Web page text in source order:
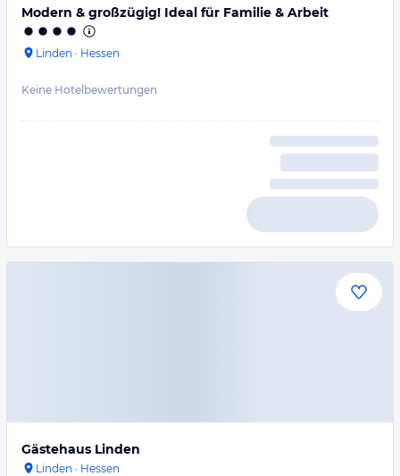
Modern & großzügig! Ideal für Familie & Arbeit
Linden · Hessen
Keine Hotelbewertungen
Gästehaus Linden
Linden · Hessen